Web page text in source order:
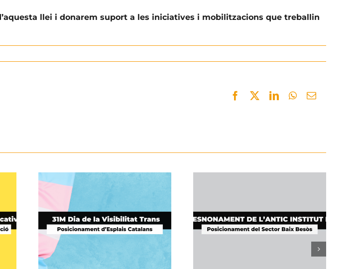
llei i donarem suport a les iniciatives i mobilitzacions que treballin
Facebook
TwitterLinkedInWhatsApp
Email